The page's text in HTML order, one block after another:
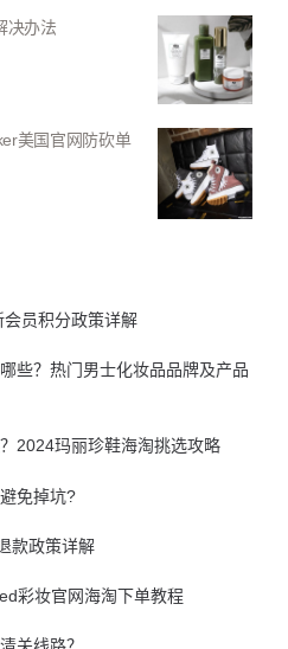
决办法
美国官网防砍单
员积分政策详解
些？热门男士化妆品品牌及产品
2024玛丽珍鞋海淘挑选攻略
免掉坑?
款政策详解
彩妆官网海淘下单教程